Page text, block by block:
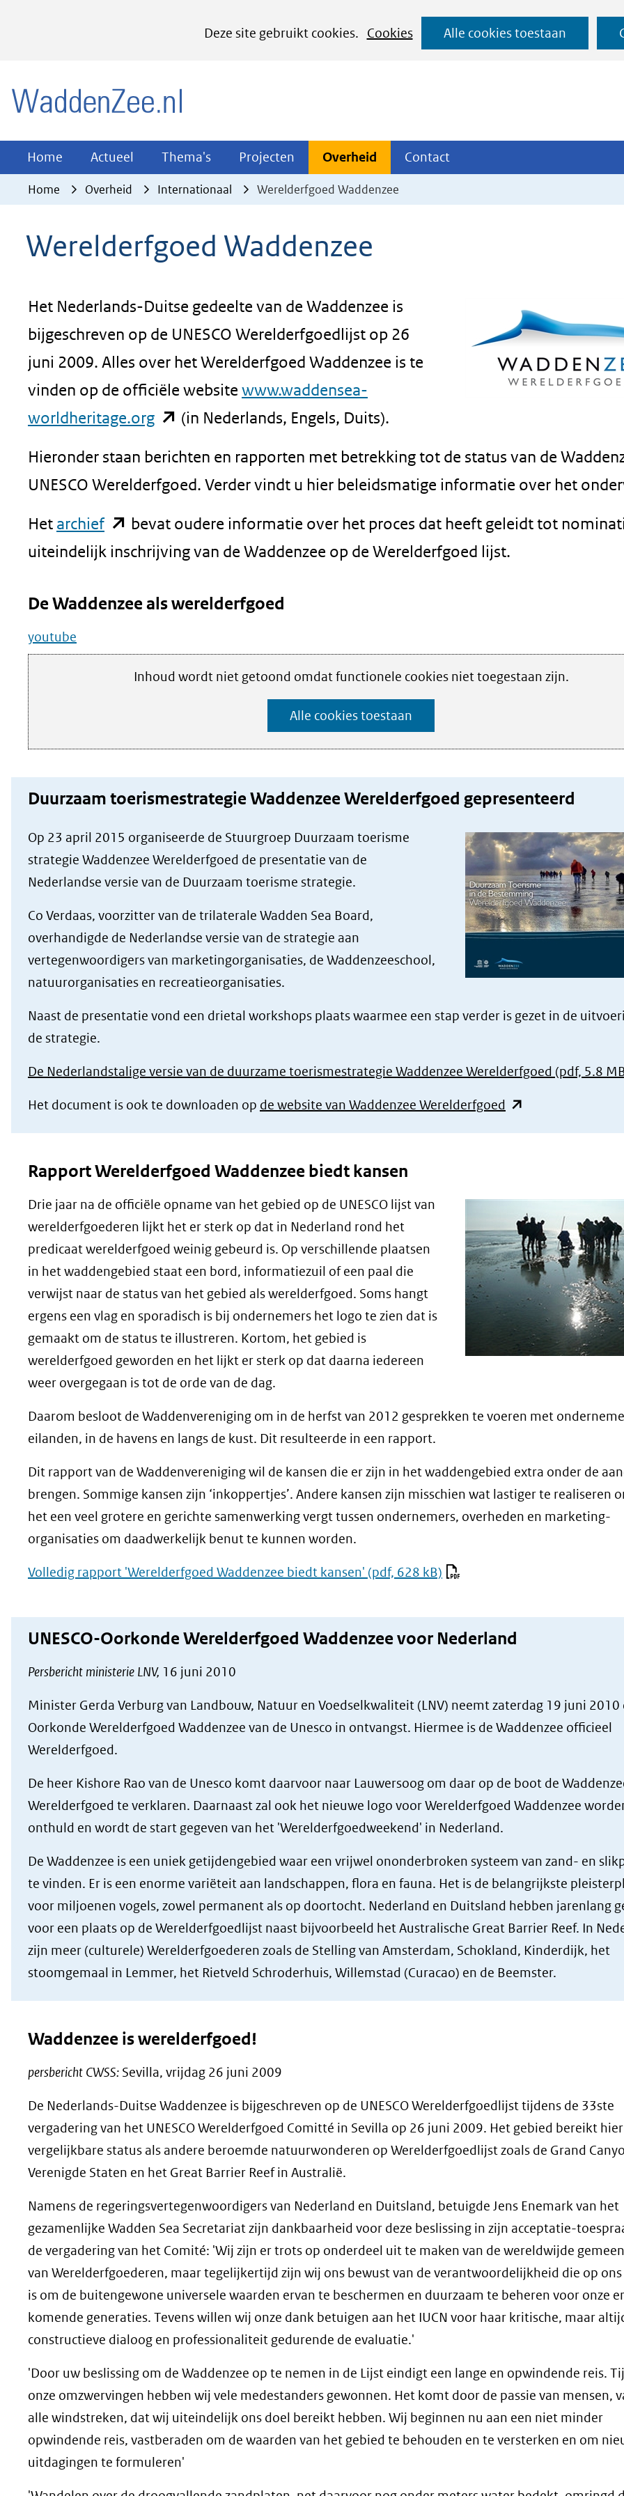
Deze site gebruikt cookies.
Cookies
het
cookies
website
worden
geweigerd.
Alle cookies toestaan
Ga
naar
Home Actueel Actueel
Uitklappen
Thema's Thema's
Uitklappen
Projecten Projecten
Uitklappen
Overheid Overheid
Uitklappen
Contact
Uitklappen
Home Overheid Internationaal Werelderfgoed Waddenzee
Werelderfgoed Waddenzee
Het Nederlands-Duitse gedeelte van de Waddenzee is
bijgeschreven op de UNESCO Werelderfgoedlijst op 26
juni 2009. Alles over het Werelderfgoed Waddenzee is te
vinden op de officiële website www.waddensea-
worldheritage.org(opent
(verwijst
naar
andere
(in Nederlands, Engels, Duits).
Hieronder staan berichten en rapporten met betrekking tot de status van de
UNESCO Werelderfgoed. Verder vindt u hier beleidsmatige informatie over het
Het archief(opent
in
venster)
website)
bevat oudere informatie over het proces dat heeft geleidt tot
uiteindelijk inschrijving van de Waddenzee op de Werelderfgoed lijst.
De Waddenzee als werelderfgoed
youtube
Inhoud wordt niet getoond omdat functionele cookies niet toegestaan zijn.
cookies
op
deze
website
toegestaan
of
geweigerd.
Alle cookies toestaan
Duurzaam toerismestrategie Waddenzee Werelderfgoed gepresenteerd
Op 23 april 2015 organiseerde de Stuurgroep Duurzaam toerisme
strategie Waddenzee Werelderfgoed de presentatie van de
Nederlandse versie van de Duurzaam toerisme strategie.
Co Verdaas, voorzitter van de trilaterale Wadden Sea Board,
overhandigde de Nederlandse versie van de strategie aan
vertegenwoordigers van marketingorganisaties, de Waddenzeeschool,
natuurorganisaties en recreatieorganisaties.
Naast de presentatie vond een drietal workshops plaats waarmee een stap verder is gezet in de
de strategie.
De Nederlandstalige versie van de duurzame toerismestrategie Waddenzee Werelderfgoed (pdf, 5.8
Het document is ook te downloaden op de website van Waddenzee Werelderfgoed (opent
naar
een
andere
website)
Rapport Werelderfgoed Waddenzee biedt kansen
Drie jaar na de officiële opname van het gebied op de UNESCO lijst van
werelderfgoederen lijkt het er sterk op dat in Nederland rond het
predicaat werelderfgoed weinig gebeurd is. Op verschillende plaatsen
in het waddengebied staat een bord, informatiezuil of een paal die
verwijst naar de status van het gebied als werelderfgoed. Soms hangt
ergens een vlag en sporadisch is bij ondernemers het logo te zien dat is
gemaakt om de status te illustreren. Kortom, het gebied is
werelderfgoed geworden en het lijkt er sterk op dat daarna iedereen
weer overgegaan is tot de orde van de dag.
Daarom besloot de Waddenvereniging om in de herfst van 2012 gesprekken te voeren met
eilanden, in de havens en langs de kust. Dit resulteerde in een rapport.
Dit rapport van de Waddenvereniging wil de kansen die er zijn in het waddengebied extra onder de
brengen. Sommige kansen zijn ‘inkoppertjes’. Andere kansen zijn misschien wat lastiger te realiseren
het een veel grotere en gerichte samenwerking vergt tussen ondernemers, overheden en marketing-
organisaties om daadwerkelijk benut te kunnen worden.
Volledig rapport 'Werelderfgoed Waddenzee biedt kansen' (pdf, 628 kB)
UNESCO-Oorkonde Werelderfgoed Waddenzee voor Nederland
Persbericht ministerie LNV, 16 juni 2010
Minister Gerda Verburg van Landbouw, Natuur en Voedselkwaliteit (LNV) neemt zaterdag 19 juni 2010
Oorkonde Werelderfgoed Waddenzee van de Unesco in ontvangst. Hiermee is de Waddenzee officieel
Werelderfgoed.
De heer Kishore Rao van de Unesco komt daarvoor naar Lauwersoog om daar op de boot de
Werelderfgoed te verklaren. Daarnaast zal ook het nieuwe logo voor Werelderfgoed Waddenzee
onthuld en wordt de start gegeven van het 'Werelderfgoedweekend' in Nederland.
De Waddenzee is een uniek getijdengebied waar een vrijwel ononderbroken systeem van zand- en
te vinden. Er is een enorme variëteit aan landschappen, flora en fauna. Het is de belangrijkste
voor miljoenen vogels, zowel permanent als op doortocht. Nederland en Duitsland hebben jarenlang
voor een plaats op de Werelderfgoedlijst naast bijvoorbeeld het Australische Great Barrier Reef. In
zijn meer (culturele) Werelderfgoederen zoals de Stelling van Amsterdam, Schokland, Kinderdijk, het
stoomgemaal in Lemmer, het Rietveld Schroderhuis, Willemstad (Curacao) en de Beemster.
Waddenzee is werelderfgoed!
persbericht CWSS: Sevilla, vrijdag 26 juni 2009
De Nederlands-Duitse Waddenzee is bijgeschreven op de UNESCO Werelderfgoedlijst tijdens de 33ste
vergadering van het UNESCO Werelderfgoed Comitté in Sevilla op 26 juni 2009. Het gebied bereikt
vergelijkbare status als andere beroemde natuurwonderen op Werelderfgoedlijst zoals de Grand
Verenigde Staten en het Great Barrier Reef in Australië.
Namens de regeringsvertegenwoordigers van Nederland en Duitsland, betuigde Jens Enemark van het
gezamenlijke Wadden Sea Secretariat zijn dankbaarheid voor deze beslissing in zijn acceptatie-
de vergadering van het Comité: 'Wij zijn er trots op onderdeel uit te maken van de wereldwijde
van Werelderfgoederen, maar tegelijkertijd zijn wij ons bewust van de verantwoordelijkheid die op ons
is om de buitengewone universele waarden ervan te beschermen en duurzaam te beheren voor onze
komende generaties. Tevens willen wij onze dank betuigen aan het IUCN voor haar kritische, maar
constructieve dialoog en professionaliteit gedurende de evaluatie.'
'Door uw beslissing om de Waddenzee op te nemen in de Lijst eindigt een lange en opwindende reis.
onze omzwervingen hebben wij vele medestanders gewonnen. Het komt door de passie van mensen,
alle windstreken, dat wij uiteindelijk ons doel bereikt hebben. Wij beginnen nu aan een niet minder
opwindende reis, vastberaden om de waarden van het gebied te behouden en te versterken en om
uitdagingen te formuleren'